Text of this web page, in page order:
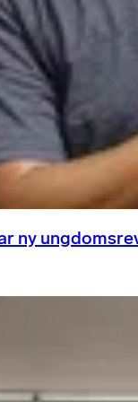
ny